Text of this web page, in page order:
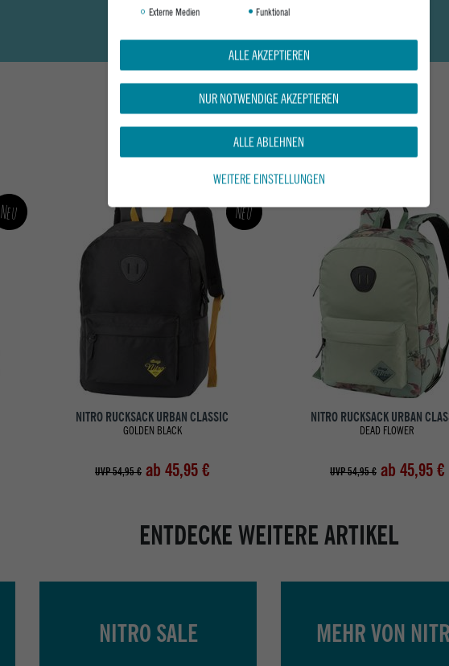
DAS KÖNNTE DIR AUCH GEFALLEN
Neu Neu
NITRO RUCKSACK URBAN CLASSIC
GOLDEN BLACK
UVP 54,95 € ab 45,95 €
NITRO RUCKSACK URBAN
DEAD FLOWER
UVP 54,95 € ab 45,95 €
ENTDECKE WEITERE ARTIKEL
NITRO SALE MEHR VON
Externe Medien
Funktional
ALLE AKZEPTIEREN
NUR NOTWENDIGE AKZEPTIEREN
ALLE ABLEHNEN
WEITERE EINSTELLUNGEN